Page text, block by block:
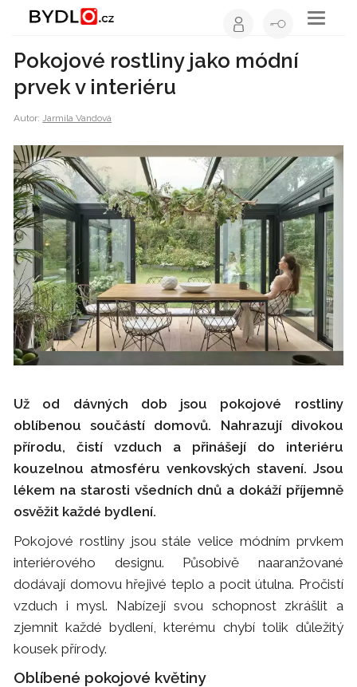
Toggle
Pokojové rostliny jako módní
prvek v interiéru
Autor:Jarmila Vandová
Už od dávných dob jsou pokojové rostliny
oblíbenou součástí domovů. Nahrazují divokou
přírodu, čistí vzduch a přinášejí do interiéru
kouzelnou atmosféru venkovských stavení. Jsou
lékem na starosti všedních dnů a dokáží příjemně
osvěžit každé bydlení.
Pokojové rostliny jsou stále velice módním prvkem
interiérového designu. Působivě naaranžované
dodávají domovu hřejivé teplo a pocit útulna. Pročistí
vzduch i mysl. Nabízejí svou schopnost zkrášlit a
zjemnit každé bydlení, kterému chybí tolik důležitý
kousek přírody.
Oblíbené pokojové květiny